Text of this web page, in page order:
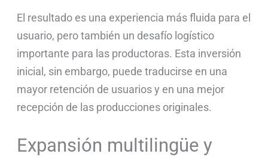
El resultado es una experiencia más fluida para el
usuario, pero también un desafío logístico
importante para las productoras. Esta inversión
inicial, sin embargo, puede traducirse en una
mayor retención de usuarios y en una mejor
recepción de las producciones originales.
Expansión multilingüe y